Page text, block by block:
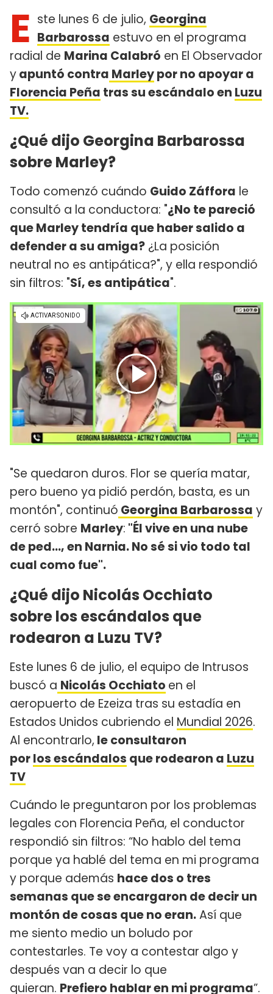
E ste lunes 6 de julio, Georgina
Barbarossa estuvo en el programa
radial de Marina Calabró en El Observador
yapuntó contra Marleypor no apoyar a
Florencia Peña tras su escándalo en Luzu
TV.
¿Qué dijo Georgina Barbarossa
sobre Marley?
Todo comenzó cuándo Guido Záffora le
consultó a la conductora: "¿No te pareció
que Marley tendría que haber salido a
defender a su amiga? ¿La posición
neutral no es antipática?", y ella respondió
sin filtros: "Sí, es antipática".
"Se quedaron duros. Flor se quería matar,
pero bueno ya pidió perdón, basta, es un
montón", continuó Georgina Barbarossa y
cerró sobre Marley: "Él vive en una nube
de ped..., en Narnia. No sé si vio todo tal
cual como fue".
¿Qué dijo Nicolás Occhiato
sobre los escándalos que
rodearon a Luzu TV?
Este lunes 6 de julio, el equipo de Intrusos
buscó a Nicolás Occhiato en el
aeropuerto de Ezeiza tras su estadía en
Estados Unidos cubriendo el Mundial 2026.
Al encontrarlo, le consultaron
porlos escándalos que rodearon a Luzu
TV
Cuándo le preguntaron por los problemas
legales con Florencia Peña, el conductor
respondió sin filtros: “No hablo del tema
porque ya hablé del tema en mi programa
y porque además hace dos o tres
semanas que se encargaron de decir un
montón de cosas que no eran.Así que
me siento medio un boludo por
contestarles. Te voy a contestar algo y
después van a decir lo que
quieran. Prefiero hablar en mi programa”.